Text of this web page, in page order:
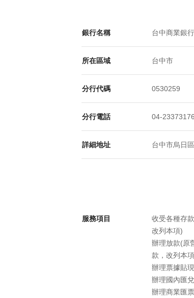
銀行名稱 台中商業銀
所在區域 台中市
分行代碼 0530259
分行電話 04-23373176
詳細地址 台中市烏日
服務項目
收受各種存
改列本項)
辦理放款(原
款，改列本
辦理票據貼現
辦理國內匯兌
辦理商業匯